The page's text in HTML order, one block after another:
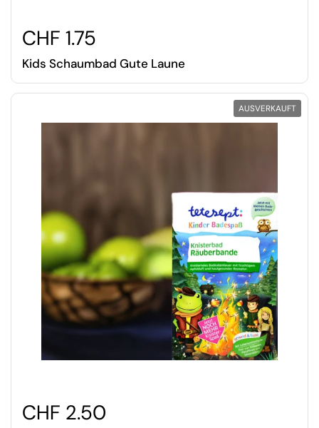
CHF 1.75
Kids Schaumbad Gute Laune
CHF 2.50
AUSVERKAUFT